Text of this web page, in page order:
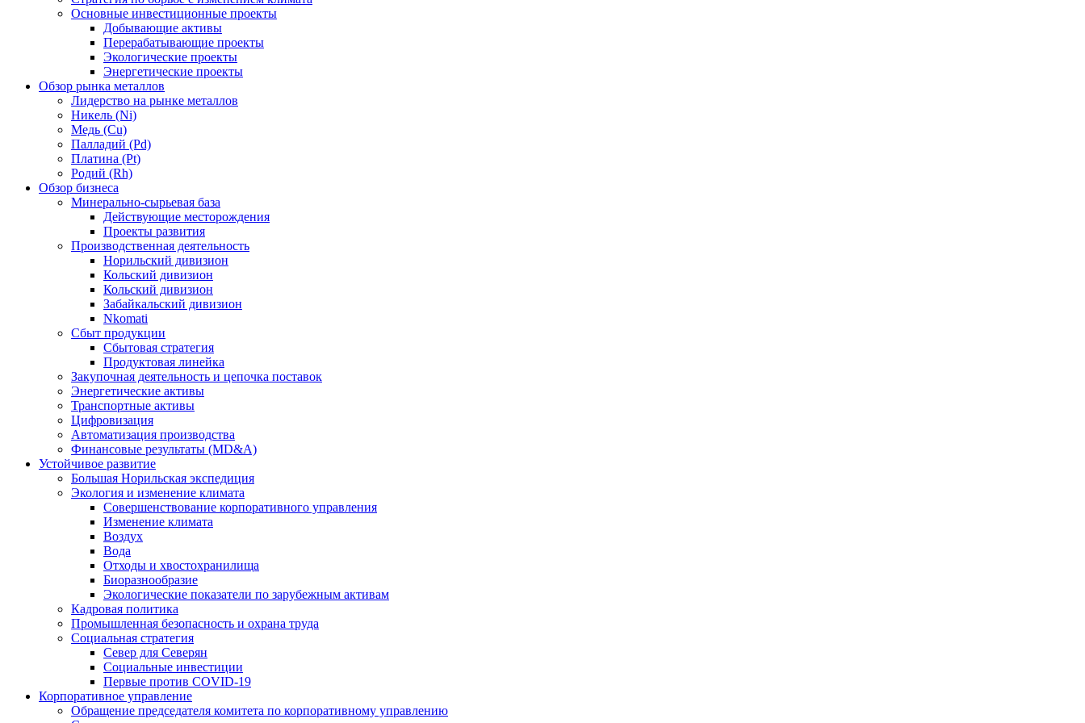
Основные инвестиционные проекты
Добывающие активы
Перерабатывающие проекты
Экологические проекты
Энергетические проекты
Обзор рынка металлов
Лидерство на рынке металлов
Никель (Ni)
Медь (Cu)
Палладий (Pd)
Платина (Pt)
Родий (Rh)
Обзор бизнеса
Минерально-сырьевая база
Действующие месторождения
Проекты развития
Производственная деятельность
Норильский дивизион
Кольский дивизион
Кольский дивизион
Забайкальский дивизион
Nkomati
Сбыт продукции
Сбытовая стратегия
Продуктовая линейка
Закупочная деятельность и цепочка поставок
Энергетические активы
Транспортные активы
Цифровизация
Автоматизация производства
Финансовые результаты (MD&A)
Устойчивое развитие
Большая Норильская экспедиция
Экология и изменение климата
Совершенствование корпоративного управления
Изменение климата
Воздух
Вода
Отходы и хвостохранилища
Биоразнообразие
Экологические показатели по зарубежным активам
Кадровая политика
Промышленная безопасность и охрана труда
Социальная стратегия
Север для Северян
Социальные инвестиции
Первые против COVID‑19
Корпоративное управление
Обращение председателя комитета по корпоративному управлению